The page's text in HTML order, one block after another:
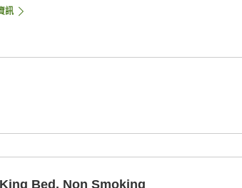
訊
Bed, Non Smoking